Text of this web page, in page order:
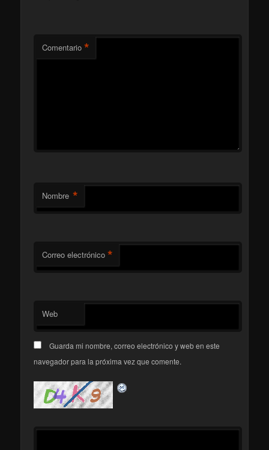
Comentario *
Nombre *
Correo electrónico *
Web
Guarda mi nombre, correo electrónico y web en este
navegador para la próxima vez que comente.